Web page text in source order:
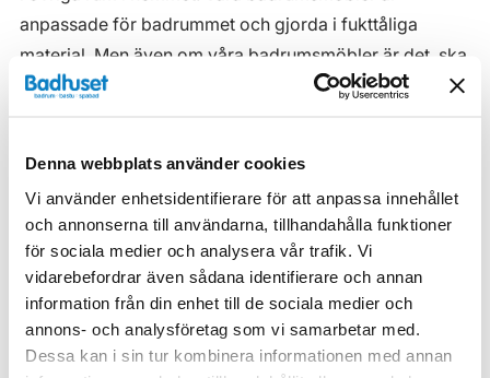
Denna webbplats använder cookies
Vi använder enhetsidentifierare för att anpassa innehållet
och annonserna till användarna, tillhandahålla funktioner
för sociala medier och analysera vår trafik. Vi
vidarebefordrar även sådana identifierare och annan
information från din enhet till de sociala medier och
annons- och analysföretag som vi samarbetar med.
Dessa kan i sin tur kombinera informationen med annan
anpassade för badrummet och gjorda i fukttåliga
material. Men även om våra badrumsmöbler är det, ska
de inte utsättas för vatten eller extremt hög
Tänk på att se till att ventilationen är god och att
möblerna placeras på ett sådant avstånd från
badkar/dusch att vatten inte kan skvätta direkt på
möbeln. Blöta fläckar, även vanligt vatten, torkas upp
så snart som möjligt.
Haven H2 Serie
Haven H2 Kommoder